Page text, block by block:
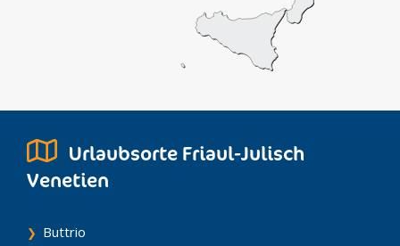
Urlaubsorte Friaul-Julisch
Venetien
Buttrio